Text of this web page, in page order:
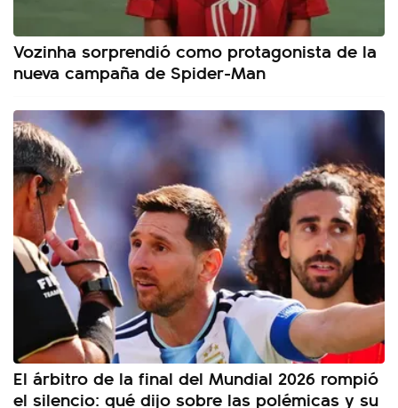
Vozinha sorprendió como protagonista de la
nueva campaña de Spider-Man
El árbitro de la final del Mundial 2026 rompió
el silencio: qué dijo sobre las polémicas y su